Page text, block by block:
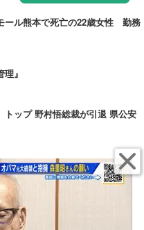
ール熊本で死亡の22歳女性 勤務
』
トップ 野村悟総裁が引退 県公安